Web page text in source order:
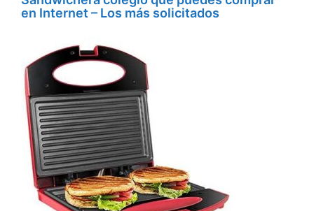
en Internet – Los más solicitados